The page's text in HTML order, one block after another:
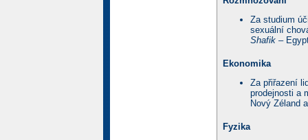
Za studium
sexuální
Shafik –
Ekonomika
Za přiřazení
prodejnosti a
Nový Zéland
Fyzika